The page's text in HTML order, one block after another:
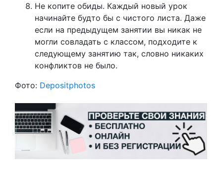
Не копите обиды. Каждый новый урок
начинайте будто бы с чистого листа. Даже
если на предыдущем занятии вы никак не
могли совладать с классом, подходите к
следующему занятию так, словно никаких
конфликтов не было.
Фото: Depositphotos